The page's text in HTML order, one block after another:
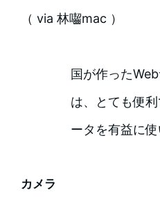
（ via 林囓mac ）
国が作った
は、とても便
ータを有益に使
カメラ